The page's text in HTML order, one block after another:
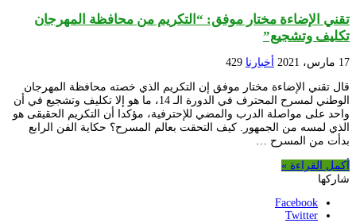
تقني الإضاءة مختار موفق: “التكريم من محافظة المهرجان
تكليف وتشجيع”
17 مارس، 2021 أخبارنا 429
قال تقني الإضاءة مختار موفق إن التكريم الذي خصته محافظة المهرجان
الوطني لمسرح المحترف في الدورة الـ 14، ما هو إلا تكليف وتشجيع في أن
واحد على مواصلة الدرب والمضي للإحترفية، مؤكدا أن التكريم الحقيقى هو
الذي لمسه من الجمهور. كيف التحقت بعالم المسرح؟ حكاية الفن الرابع
بدأت من المسرح …
أكمل القراءة »
شاركها
Facebook
Twitter